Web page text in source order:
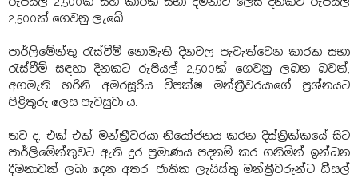
2,500ක් ගෙවනු ලැබේ.
පාර්ලිමේන්තු රැස්වීම් නොමැති දිනවල පැවැත්වෙන කාරක සභා
රැස්වීම් සඳහා දිනකට රුපියල් 2,500ක් ගෙවනු ලබන බවත්,
අගමැති හරිනි අමරසූරිය විපක්ෂ මන්ත්‍රීවරයාගේ ප්‍රශ්නයට
පිළිතුරු ලෙස පැවසුවා ය.
තව ද, එක් එක් මන්ත්‍රීවරයා නියෝජනය කරන දිස්ත්‍රික්කයේ සිට
පාර්ලිමේන්තුවට ඇති දුර ප්‍රමාණය පදනම් කර ගනිමින් ඉන්ධන
දීමනාවක් ලබා දෙන අතර, ජාතික ලැයිස්තු මන්ත්‍රීවරුන්ට ඩීසල්